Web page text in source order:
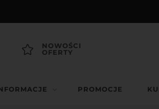
NOWOŚCI
OFERTY
PROMOCJE